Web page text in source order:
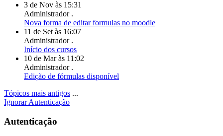
3 de Nov às 15:31
Administrador .
Nova forma de editar formulas no moodle
11 de Set às 16:07
Administrador .
Início dos cursos
10 de Mar às 11:02
Administrador .
Edição de fórmulas disponível
Tópicos mais antigos ...
Ignorar Autenticação
Autenticação